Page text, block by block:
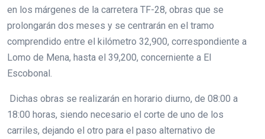
en los márgenes de la carretera TF-28, obras que se
prolongarán dos meses y se centrarán en el tramo
comprendido entre el kilómetro 32,900, correspondiente a
Lomo de Mena, hasta el 39,200, concerniente a El
Escobonal.
Dichas obras se realizarán en horario diurno, de 08:00 a
18:00 horas, siendo necesario el corte de uno de los
carriles, dejando el otro para el paso alternativo de